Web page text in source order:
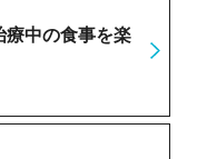
療中の食事を楽